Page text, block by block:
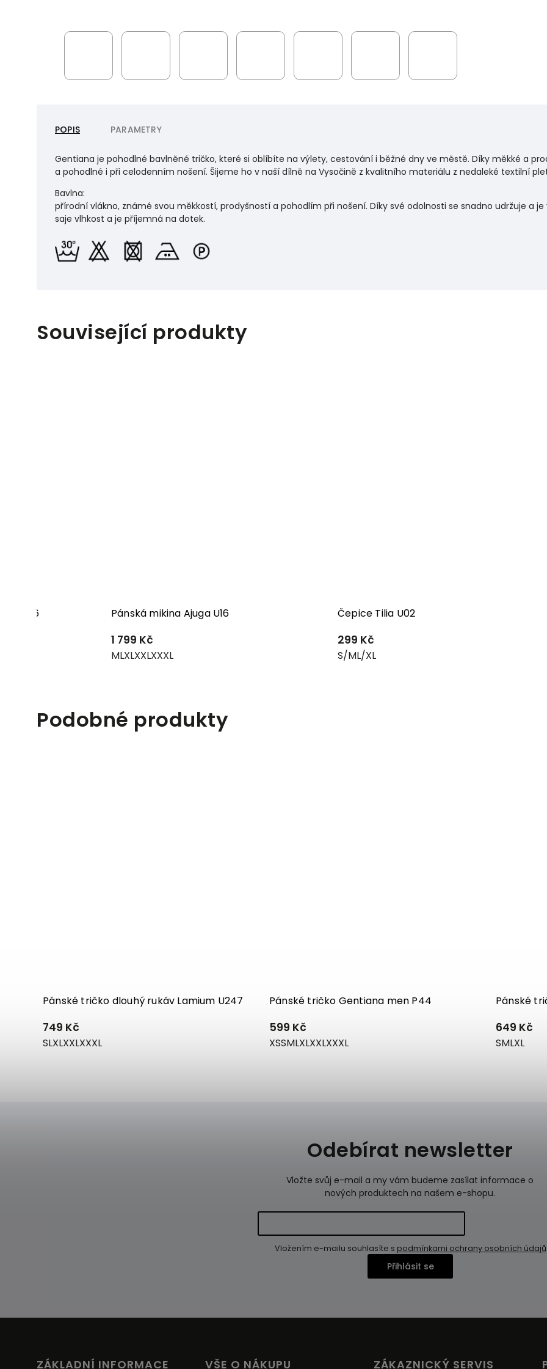
POPIS PARAMETRY
Gentiana je pohodlné bavlněné tričko, které si oblíbíte na výlety, cestování i běžné dny ve městě. Díky měkké a
a pohodlné i při celodenním nošení. Šijeme ho v naší dílně na Vysočině z kvalitního materiálu z nedaleké textilní
Bavlna:
přírodní vlákno, známé svou měkkostí, prodyšností a pohodlím při nošení. Díky své odolnosti se snadno udržuje a
saje vlhkost a je příjemná na dotek.
Související produkty
U56 Pánská mikina Ajuga U16
1 799 Kč
MLXLXXLXXXL
Čepice Tilia U02
299 Kč
S/ML/XL
Podobné produkty
Pánské tričko dlouhý rukáv Lamium U247
749 Kč
SLXLXXLXXXL
Pánské tričko Gentiana men P44
599 Kč
XSSMLXLXXLXXXL
Pánské
649 Kč
SMLXL
Odebírat newsletter
Vložte svůj e-mail a my vám budeme zasílat informace o
nových produktech na našem e-shopu.
Vložením e-mailu souhlasíte s podmínkami ochrany osobních údajů
Přihlásit se
ZÁKLADNÍ INFORMACE VŠE O NÁKUPU ZÁKAZNICKÝ SERVIS